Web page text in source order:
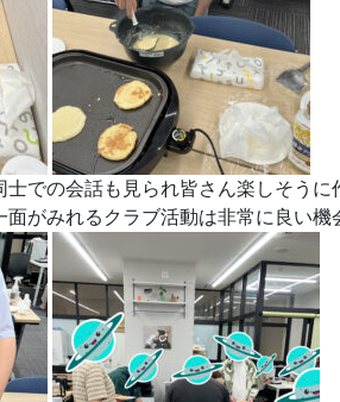
での会話も見られ皆さん楽しそうに
がみれるクラブ活動は非常に良い機